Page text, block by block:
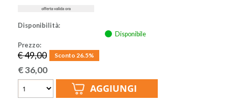
Disponibilità:
Disponibile
Prezzo:
€ 49,00 Sconto 26.5%
€36,00